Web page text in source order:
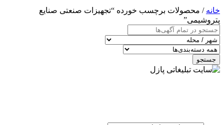
خانه / محصولات برچسب خورده “تجهیزات صنعتی صنایع
پتروشیمی”
جستجو